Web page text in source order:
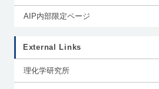
AIP内部限定ページ
External Links
理化学研究所